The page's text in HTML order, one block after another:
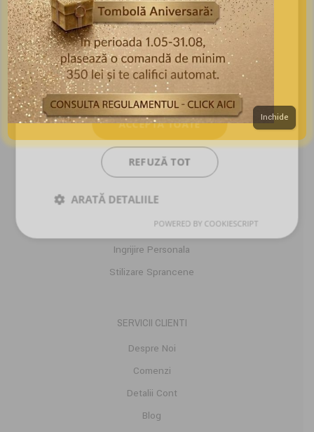
ama.lashes@gmail.com
PRODUSE & SERVICII
Cursuri Extensii Gene
Extensii Gene
Kituri Extensii Gene
Adezivi Extensii Gene
Carduri Cadou
Reduceri Si Promotii
Ingrijire Personala
Stilizare Sprancene
SERVICII CLIENTI
Despre Noi
Comenzi
Detalii Cont
Blog
Inchide
De funcţionalitate
ACCEPTĂ TOATE
REFUZĂ TOT
ARATĂ DETALIILE
POWERED BY COOKIESCRIPT